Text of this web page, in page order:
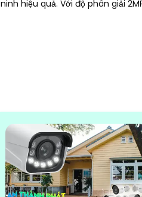
ninh hiệu quả. Với độ phân giải 2MP,